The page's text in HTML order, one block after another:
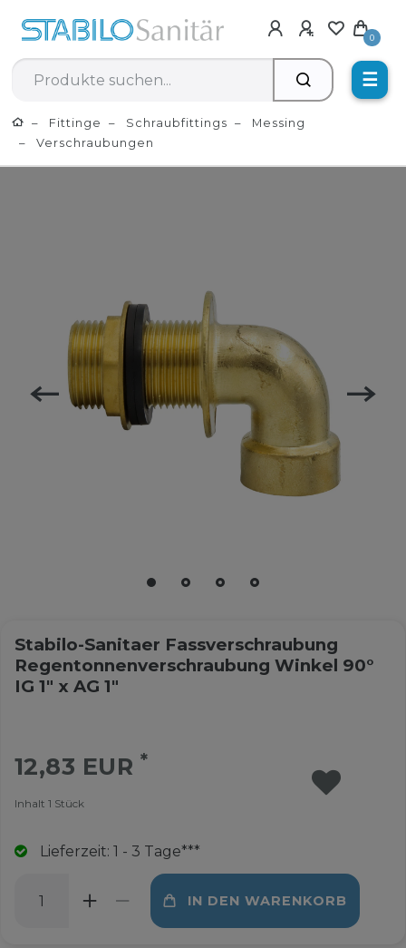
0
☰
Fittinge Schraubfittings
Messing
Verschraubungen
Stabilo-Sanitaer Fassverschraubung
Regentonnenverschraubung Winkel 90°
IG 1" x AG 1"
12,83 EUR *
Inhalt 1 Stück
Lieferzeit: 1 - 3 Tage***
IN DEN WARENKORB